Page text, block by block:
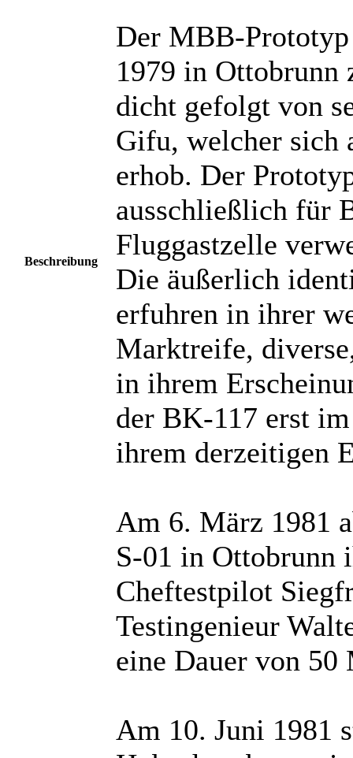
Beschreibung
Der MBB-
1979 in Ottobrunn
dicht gefolgt von
Gifu, welcher sich
erhob. Der
ausschließlich für
Fluggastzelle
Die äußerlich
erfuhren in ihrer
Marktreife,
in ihrem
der BK-117 erst
ihrem derzeitigen
Am 6. März 1981
S-01 in Ottobrunn
Cheftestpilot
Testingenieur
eine Dauer von 50
Am 10. Juni 1981